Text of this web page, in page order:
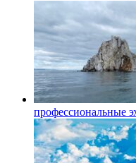
профессиональные